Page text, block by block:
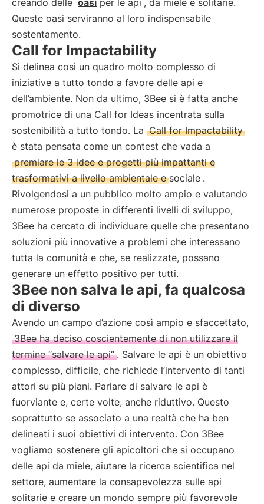
creando delle oasi per le api , da miele e solitarie.
Queste oasi serviranno al loro indispensabile
sostentamento.
Call for Impactability
Si delinea così un quadro molto complesso di
iniziative a tutto tondo a favore delle api e
dell’ambiente. Non da ultimo, 3Bee si è fatta anche
promotrice di una Call for Ideas incentrata sulla
sostenibilità a tutto tondo. La Call for Impactability
è stata pensata come un contest che vada a
premiare le 3 idee e progetti più impattanti e
trasformativi a livello ambientale e sociale .
Rivolgendosi a un pubblico molto ampio e valutando
numerose proposte in differenti livelli di sviluppo,
3Bee ha cercato di individuare quelle che presentano
soluzioni più innovative a problemi che interessano
tutta la comunità e che, se realizzate, possano
generare un effetto positivo per tutti.
3Bee non salva le api, fa qualcosa
di diverso
Avendo un campo d’azione così ampio e sfaccettato,
3Bee ha deciso coscientemente di non utilizzare il
termine “salvare le api” . Salvare le api è un obiettivo
complesso, difficile, che richiede l’intervento di tanti
attori su più piani. Parlare di salvare le api è
fuorviante e, certe volte, anche riduttivo. Questo
soprattutto se associato a una realtà che ha ben
delineati i suoi obiettivi di intervento. Con 3Bee
vogliamo sostenere gli apicoltori che si occupano
delle api da miele, aiutare la ricerca scientifica nel
settore, aumentare la consapevolezza sulle api
solitarie e creare un mondo sempre più favorevole